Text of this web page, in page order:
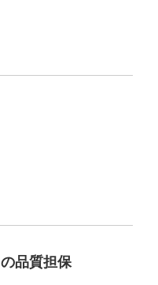
の品質担保